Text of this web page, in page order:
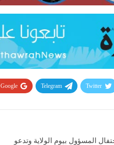
Twitter
Telegram
Google+
المسؤول بيوم الولاية وتدعو